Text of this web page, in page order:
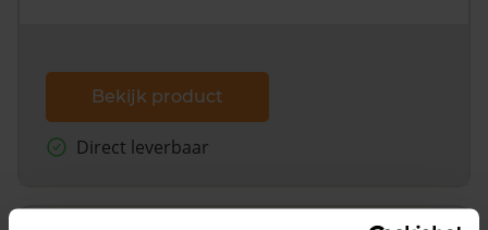
Bekijk product
Direct leverbaar